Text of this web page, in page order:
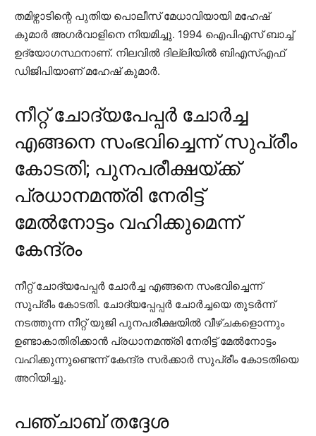
തമിഴ്നാടിന്റെ പുതിയ പൊലീസ് മേധാവിയായി മഹേഷ്
കുമാര്‍ അഗര്‍വാളിനെ നിയമിച്ചു. 1994 ഐപിഎസ് ബാച്ച്
ഉദ്യോഗസ്ഥനാണ്. നിലവില്‍ ദില്ലിയില്‍ ബിഎസ്എഫ്
ഡിജിപിയാണ് മഹേഷ് കുമാര്‍.
നീറ്റ് ചോദ്യപേപ്പര്‍ ചോര്‍ച്ച
എങ്ങനെ സംഭവിച്ചെന്ന് സുപ്രീം
കോടതി; പുനപരീക്ഷയ്ക്ക്
പ്രധാനമന്ത്രി നേരിട്ട്
മേല്‍നോട്ടം വഹിക്കുമെന്ന്
കേന്ദ്രം
നീറ്റ് ചോദ്യപേപ്പര്‍ ചോര്‍ച്ച എങ്ങനെ സംഭവിച്ചെന്ന്
സുപ്രീം കോടതി. ചോദ്യപ്പേപ്പര്‍ ചോര്‍ച്ചയെ തുടര്‍ന്ന്
നടത്തുന്ന നീറ്റ് യുജി പുനപരീക്ഷയില്‍ വീഴ്ചകളൊന്നും
ഉണ്ടാകാതിരിക്കാന്‍ പ്രധാനമന്ത്രി നേരിട്ട് മേല്‍നോട്ടം
വഹിക്കുന്നുണ്ടെന്ന് കേന്ദ്ര സര്‍ക്കാര്‍ സുപ്രീം കോടതിയെ
അറിയിച്ചു.
പഞ്ചാബ് തദ്ദേശ